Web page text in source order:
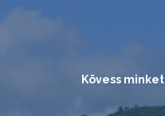
Kövess minket